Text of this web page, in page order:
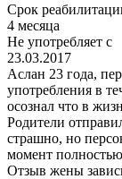
Срок
4 месяца
Не употребляет с
23.03.2017
Аслан 23 года,
употребления в
осознал что в
Родители
страшно, но
момент
Отзыв жены